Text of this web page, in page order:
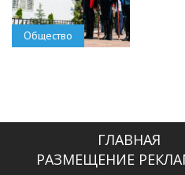
Общество
ГЛАВНАЯ
РАЗМЕЩЕНИЕ